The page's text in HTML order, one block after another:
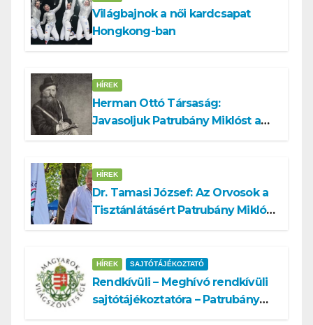
Világbajnok a női kardcsapat
Hongkong-ban
HÍREK
Herman Ottó Társaság:
Javasoljuk Patrubány Miklóst a
HÍREK
Dr. Tamasi József: Az Orvosok a
Tisztánlátásért Patrubány Miklóst
HÍREK SAJTÓTÁJÉKOZTATÓ
Rendkívüli – Meghívó rendkívüli
sajtótájékoztatóra – Patrubány